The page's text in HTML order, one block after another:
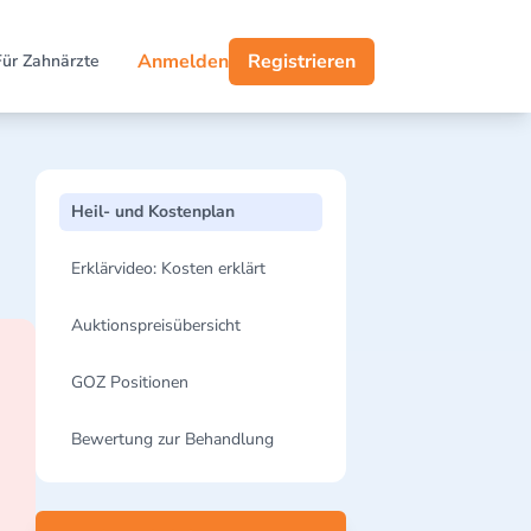
Zahnärzte Anmelden Registrieren
Heil- und Kostenplan
Erklärvideo: Kosten erklärt
Auktionspreisübersicht
GOZ Positionen
Bewertung zur Behandlung